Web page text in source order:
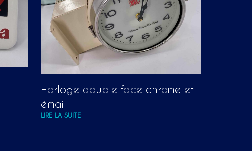
Horloge double face chrome et
émail
LIRE LA SUITE